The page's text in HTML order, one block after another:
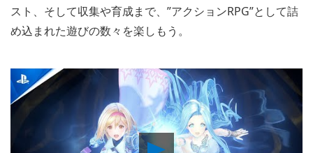
スト、そして収集や育成まで、”アクションRPG”として詰
め込まれた遊びの数々を楽しもう。
Play